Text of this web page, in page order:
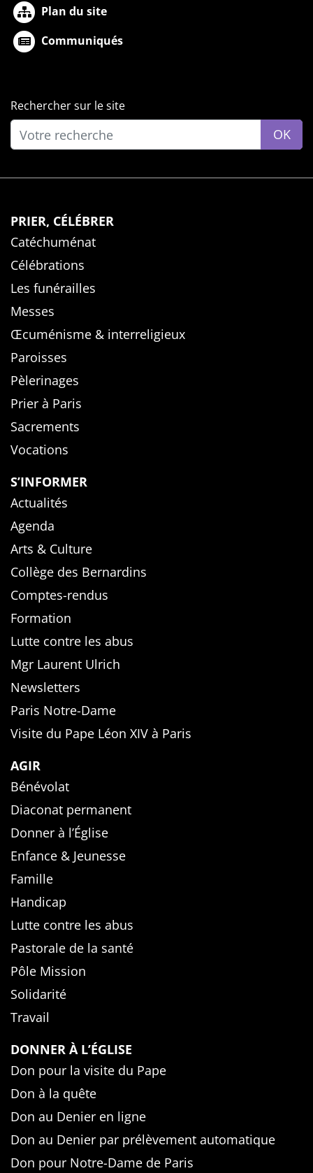
Plan du site
Communiqués
Rechercher sur le site
OK
PRIER, CÉLÉBRER
Catéchuménat
Célébrations
Les funérailles
Messes
Œcuménisme & interreligieux
Paroisses
Pèlerinages
Prier à Paris
Sacrements
Vocations
S’INFORMER
Actualités
Agenda
Arts & Culture
Collège des Bernardins
Comptes-rendus
Formation
Lutte contre les abus
Mgr Laurent Ulrich
Newsletters
Paris Notre-Dame
Visite du Pape Léon XIV à Paris
AGIR
Bénévolat
Diaconat permanent
Donner à l’Église
Enfance & Jeunesse
Famille
Handicap
Lutte contre les abus
Pastorale de la santé
Pôle Mission
Solidarité
Travail
DONNER À L’ÉGLISE
Don pour la visite du Pape
Don à la quête
Don au Denier en ligne
Don au Denier par prélèvement automatique
Don pour Notre-Dame de Paris